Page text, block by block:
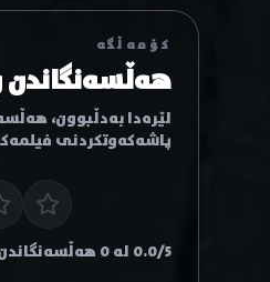
کۆمەڵگە
لێرەدا بەدڵبوون،
پاشەکەوتکردنی
0.0/5 لە 0 هەڵسەنگاندن